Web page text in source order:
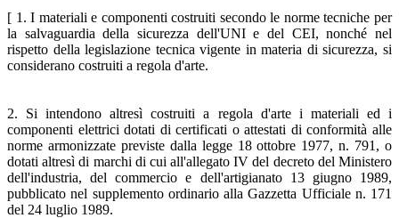
[ 1. I materiali e componenti costruiti secondo le norme tecniche per
la salvaguardia della sicurezza dell'UNI e del CEI, nonché nel
rispetto della legislazione tecnica vigente in materia di sicurezza, si
considerano costruiti a regola d'arte.
2. Si intendono altresì costruiti a regola d'arte i materiali ed i
componenti elettrici dotati di certificati o attestati di conformità alle
norme armonizzate previste dalla legge 18 ottobre 1977, n. 791, o
dotati altresì di marchi di cui all'allegato IV del decreto del Ministero
dell'industria, del commercio e dell'artigianato 13 giugno 1989,
pubblicato nel supplemento ordinario alla Gazzetta Ufficiale n. 171
del 24 luglio 1989.